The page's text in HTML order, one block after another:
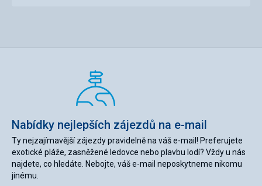
Nabídky nejlepších zájezdů na e-mail
Ty nejzajímavější zájezdy pravidelně na váš e-mail! Preferujete
exotické pláže, zasněžené ledovce nebo plavbu lodí? Vždy u nás
najdete, co hledáte. Nebojte, váš e-mail neposkytneme nikomu
jinému.